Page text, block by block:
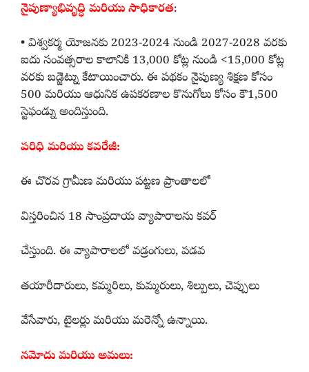
నైపుణ్యాభివృద్ధి మరియు సాధికారత:
• విశ్వకర్మ యోజనకు 2023-2024 నుండి 2027-2028 వరకు
ఐదు సంవత్సరాల కాలానికి 13,000 కోట్ల నుండి <15,000 కోట్ల
వరకు బడ్జెట్ను కేటాయించారు. ఈ పథకం నైపుణ్య శిక్షణ కోసం
500 మరియు ఆధునిక ఉపకరణాల కొనుగోలు కోసం కౌ1,500
స్టెఫండ్ను అందిస్తుంది.
పరిధి మరియు కవరేజీ:
ఈ చొరవ గ్రామీణ మరియు పట్టణ ప్రాంతాలలో
విస్తరించిన 18 సాంప్రదాయ వ్యాపారాలను కవర్
చేస్తుంది. ఈ వ్యాపారాలలో వడ్రంగులు, పడవ
తయారీదారులు, కమ్మరిలు, కుమ్మరులు, శిల్పులు, చెప్పులు
వేసేవారు, టైలర్లు మరియు మరెన్నో ఉన్నాయి.
నమోదు మరియు అమలు: